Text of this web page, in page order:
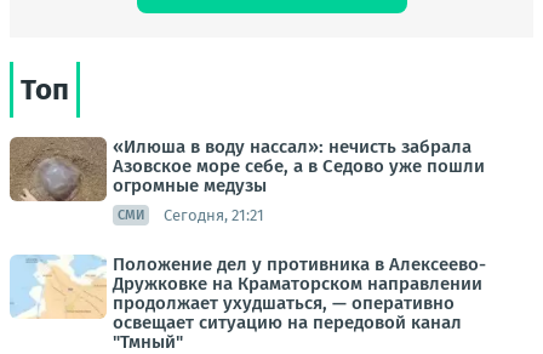
Топ
«Илюша в воду нассал»: нечисть забрала
Азовское море себе, а в Седово уже пошли
огромные медузы
СМИ Сегодня, 21:21
Положение дел у противника в Алексеево-
Дружковке на Краматорском направлении
продолжает ухудшаться, — оперативно
освещает ситуацию на передовой канал
"Тмный"